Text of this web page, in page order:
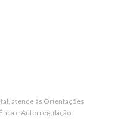
atende às Orientações
e Autorregulação